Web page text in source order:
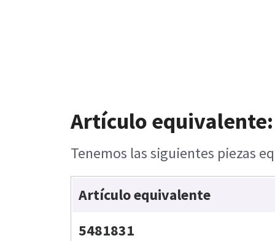
Artículo equivalente:
Tenemos las siguientes piezas
Artículo equivalente
5481831